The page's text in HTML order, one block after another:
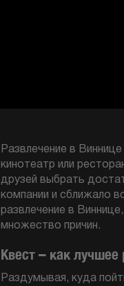
Развлечение в
кинотеатр или
друзей выбрать
компании и сближало
развлечение в
множество причин.
Квест – как
Раздумывая, куда